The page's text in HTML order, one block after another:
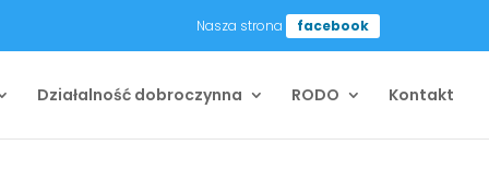
Nasza strona facebook
Działalność dobroczynna RODO Kontakt